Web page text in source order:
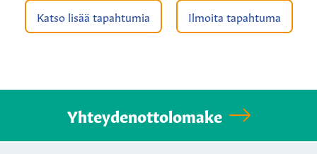
Katso lisää tapahtumia Ilmoita tapahtuma
Yhteydenottolomake